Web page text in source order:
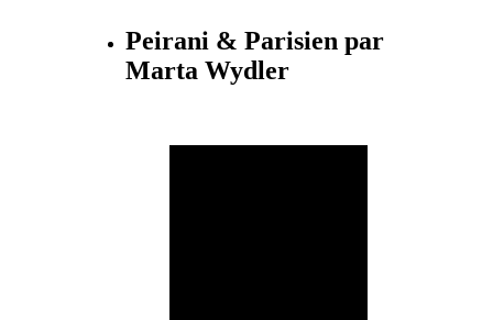
Peirani & Parisien par
Marta Wydler